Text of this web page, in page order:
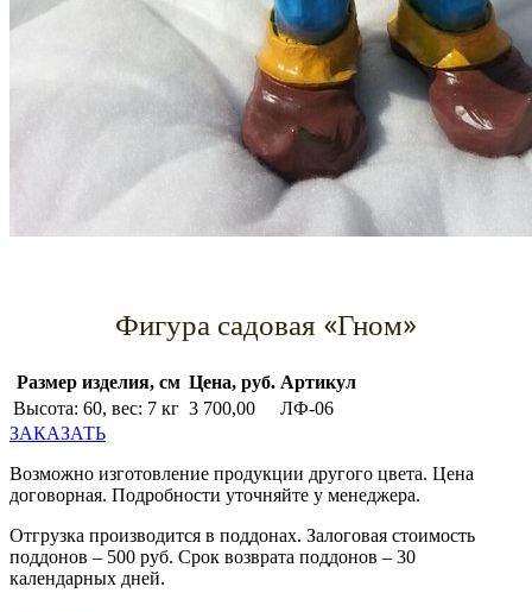
Фигура садовая «Гном»
Размер изделия, cм Цена, руб. Артикул
Высота: 60, вес: 7 кг 3 700,00
ЛФ-06
ЗАКАЗАТЬ
Возможно изготовление продукции другого цвета. Цена
договорная. Подробности уточняйте у менеджера.
Отгрузка производится в поддонах. Залоговая стоимость
поддонов – 500 руб. Срок возврата поддонов – 30
календарных дней.